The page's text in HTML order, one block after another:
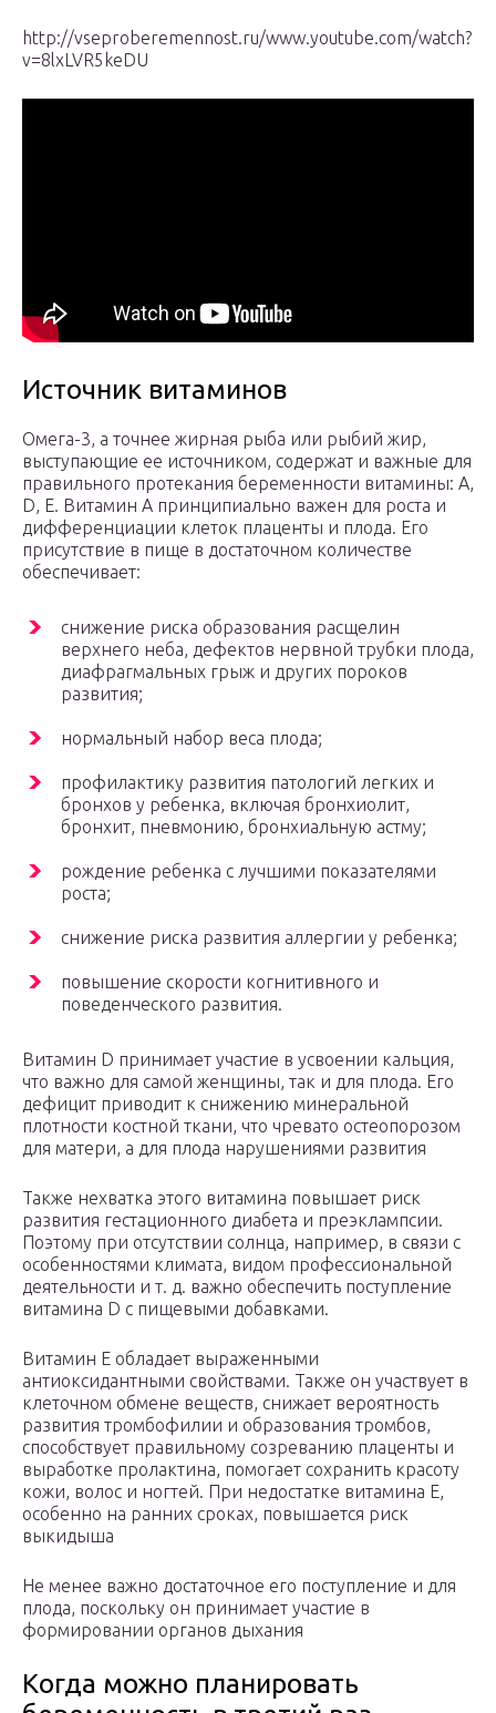
http://vseproberemennost.ru/www.youtube.com/watch?
v=8lxLVR5keDU
Источник витаминов
Омега-3, а точнее жирная рыба или рыбий жир,
выступающие ее источником, содержат и важные для
правильного протекания беременности витамины: А,
D, Е. Витамин А принципиально важен для роста и
дифференциации клеток плаценты и плода. Его
присутствие в пище в достаточном количестве
обеспечивает:
снижение риска образования расщелин
верхнего неба, дефектов нервной трубки плода,
диафрагмальных грыж и других пороков
развития;
нормальный набор веса плода;
профилактику развития патологий легких и
бронхов у ребенка, включая бронхиолит,
бронхит, пневмонию, бронхиальную астму;
рождение ребенка с лучшими показателями
роста;
снижение риска развития аллергии у ребенка;
повышение скорости когнитивного и
поведенческого развития.
Витамин D принимает участие в усвоении кальция,
что важно для самой женщины, так и для плода. Его
дефицит приводит к снижению минеральной
плотности костной ткани, что чревато остеопорозом
для матери, а для плода нарушениями развития
Также нехватка этого витамина повышает риск
развития гестационного диабета и преэклампсии.
Поэтому при отсутствии солнца, например, в связи с
особенностями климата, видом профессиональной
деятельности и т. д. важно обеспечить поступление
витамина D с пищевыми добавками.
Витамин Е обладает выраженными
антиоксидантными свойствами. Также он участвует в
клеточном обмене веществ, снижает вероятность
развития тромбофилии и образования тромбов,
способствует правильному созреванию плаценты и
выработке пролактина, помогает сохранить красоту
кожи, волос и ногтей. При недостатке витамина Е,
особенно на ранних сроках, повышается риск
выкидыша
Не менее важно достаточное его поступление и для
плода, поскольку он принимает участие в
формировании органов дыхания
Когда можно планировать